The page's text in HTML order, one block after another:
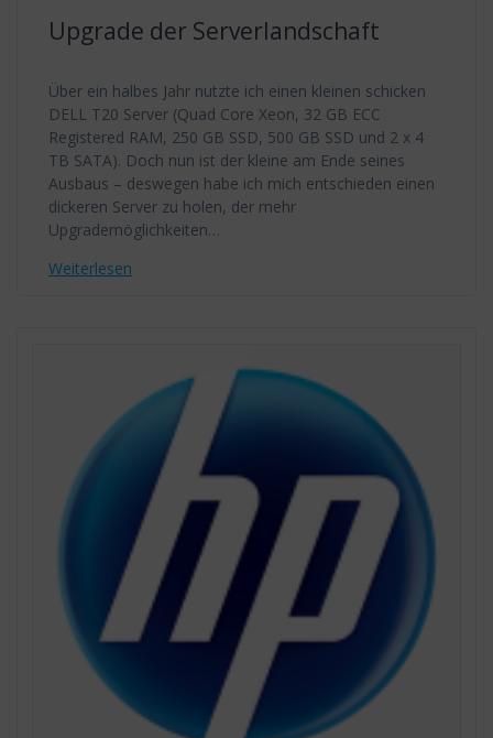
Upgrade der Serverlandschaft
Über ein halbes Jahr nutzte ich einen kleinen schicken
DELL T20 Server (Quad Core Xeon, 32 GB ECC
Registered RAM, 250 GB SSD, 500 GB SSD und 2 x 4
TB SATA). Doch nun ist der kleine am Ende seines
Ausbaus – deswegen habe ich mich entschieden einen
dickeren Server zu holen, der mehr
Upgrademöglichkeiten…
Weiterlesen